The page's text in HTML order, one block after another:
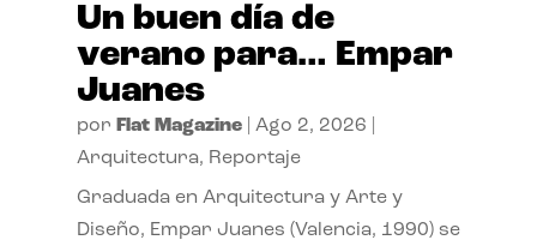
Un buen día de
verano para… Empar
Juanes
por Flat Magazine| Ago 2, 2026
Arquitectura, Reportaje
Graduada en Arquitectura y Arte y
Diseño, Empar Juanes (Valencia, 1990) se